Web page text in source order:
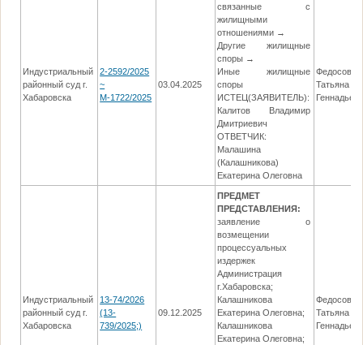
Индустриальный
районный суд г.
Хабаровска
2-2592/2025
~
М-1722/2025
03.04.2025
связанные с
жилищными
отношениями →
Другие жилищные
споры →
Иные жилищные
споры
ИСТЕЦ(ЗАЯВИТЕЛЬ):
Калитов Владимир
Дмитриевич
ОТВЕТЧИК:
Малашина
(Калашникова)
Екатерина Олеговна
Федосова
Татьяна
Индустриальный
районный суд г.
Хабаровска
13-74/2026
(13-
739/2025;)
09.12.2025
ПРЕДМЕТ
ПРЕДСТАВЛЕНИЯ:
заявление о
возмещении
процессуальных
издержек
Администрация
г.Хабаровска;
Калашникова
Екатерина Олеговна;
Калашникова
Екатерина Олеговна;
Федосова
Татьяна